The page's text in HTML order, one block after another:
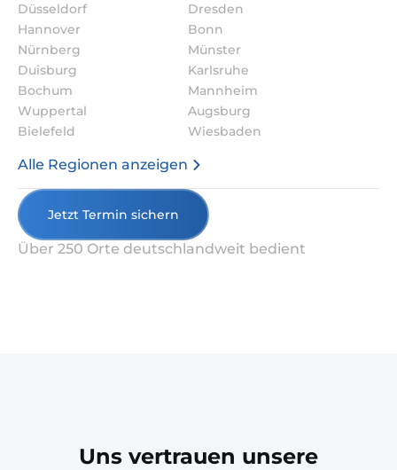
Düsseldorf
Dresden
Hannover
Nürnberg
Duisburg
Bochum
Wuppertal
Bielefeld
Bonn
Münster
Karlsruhe
Mannheim
Augsburg
Wiesbaden
Alle Regionen anzeigen
Jetzt Termin sichern
Über 250 Orte deutschlandweit bedient
Uns vertrauen unsere